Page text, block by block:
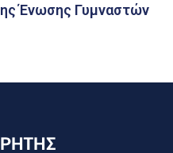
Ένωσης Γυμναστών